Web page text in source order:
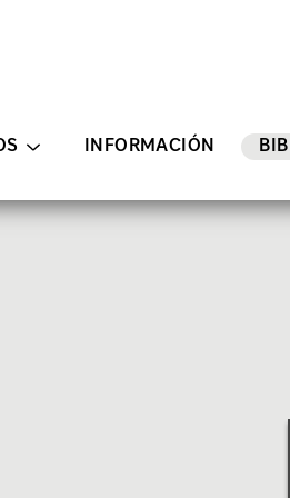
INFORMACIÓN
de